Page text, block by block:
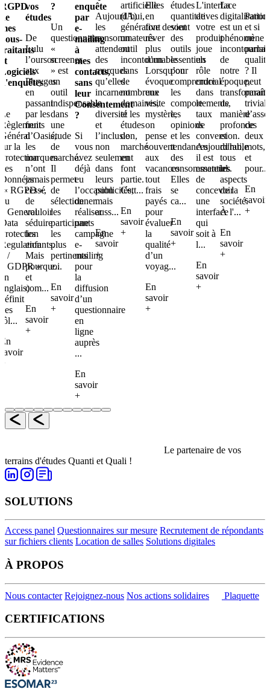
RGPD
de
mes
Sous-
traitants
et
Logiciels
d'enquêtes
Le
Règlement
Général
sur la
Protection
des
Données
(« RGPD »,
ou
« General
Data
Protection
Regulation
» /
« GDPR »
en
anglais)
définit
des
rôl...
En
savoir
+
vos
études
De
Lulu
l’ourson
aux
Phryges
en
passant
par les
fruits
d’Oasis,
les
marques
n’ont
jamais
cessé
de
vouloir
séduire
les
enfants.
Mais
pourquoi
et
com...
En
savoir
+
?
Un
questionnaire
«
screener
» est
un
outil
indispensable
dans
une
étude
de
marché.
Il
permet
de
sélectionner
les
participants
les
plus
pertinents
e...
En
savoir
+
enquête
par
e-
mailing
à
mes
contacts,
sans
leur
Consentement
?
Si
vous
avez
déjà
eu
l’occasion
de
réaliser
une
campagne
e-
mailing
pour
la
diffusion
d’un
questionnaire
en
ligne
auprès
...
En
savoir
+
Aujourd’hui,
les
consommateurs
attendent
des
marques
qu’elles
incarnent
la
diversité
et
l’inclusion,
non
seulement
dans
leurs
publicités,
mais
auss...
En
savoir
+
artificielle
(IA)
générative devient
un
outil
incontournable
dans
de
nombreux
domaines,
et les
études
de
marché
en
font
partie.
Cett...
En
savoir
+
Elles
en
font
rêver
plus
d’un !
Lorsqu’on
évoque
une
visite
mystère,
on
pense
souvent
aux
vacances
tout
frais
payés
pour
évaluer
la
qualité
d’un
voyag...
En
savoir
+
études
quantitatives
sont
des
outils
essentiels
pour
comprendre
les
comportements,
les
opinions
et les
tendances
des
consommateurs.
Elles
se
ca...
En
savoir
+
L'interface
de
votre
produit
joue
un
rôle
crucial
dans
le
taux
de
conversion.
Aujourd'hui,
il est
essentiel
de
concevoir
une
interface
qui
soit à
l...
En
savoir
+
La
digitalisation
est un
phénomène
de
notre
époque,
transformant
de
manière
profonde
et
durable
tous
les
aspects
de la
société.
À l'...
En
savoir
+
et si
on
parlait
qualité
? Il
peut
trivial
ces
deux
mots,
et
pour...
En
savoir
+
Le partenaire de vos
terrains d'études Quanti et Quali !
SOLUTIONS
Access panel Questionnaires sur mesure Recrutement de répondants
sur fichiers clients Location de salles Solutions digitales
À PROPOS
Nous contacter Rejoignez-nous Nos actions solidaires Plaquette
CERTIFICATIONS